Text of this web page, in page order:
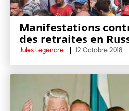
Manifestations
des retraites en
Jules Legendre 12 Octobre 2018